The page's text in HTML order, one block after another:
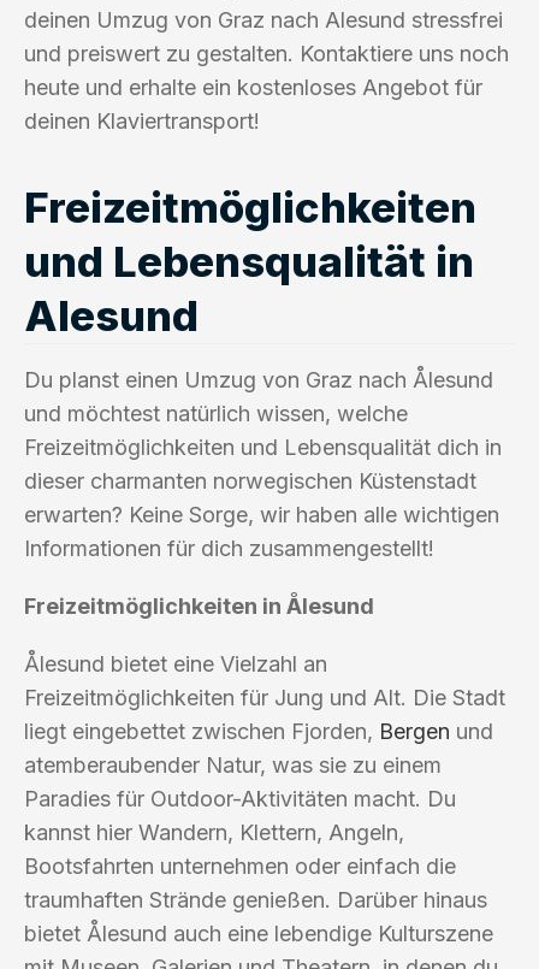
deinen Umzug von Graz nach Alesund stressfrei
und preiswert zu gestalten. Kontaktiere uns noch
heute und erhalte ein kostenloses Angebot für
deinen Klaviertransport!
Freizeitmöglichkeiten
und Lebensqualität in
Alesund
Du planst einen Umzug von Graz nach Ålesund
und möchtest natürlich wissen, welche
Freizeitmöglichkeiten und Lebensqualität dich in
dieser charmanten norwegischen Küstenstadt
erwarten? Keine Sorge, wir haben alle wichtigen
Informationen für dich zusammengestellt!
Freizeitmöglichkeiten in Ålesund
Ålesund bietet eine Vielzahl an
Freizeitmöglichkeiten für Jung und Alt. Die Stadt
liegt eingebettet zwischen Fjorden, Bergen und
atemberaubender Natur, was sie zu einem
Paradies für Outdoor-Aktivitäten macht. Du
kannst hier Wandern, Klettern, Angeln,
Bootsfahrten unternehmen oder einfach die
traumhaften Strände genießen. Darüber hinaus
bietet Ålesund auch eine lebendige Kulturszene